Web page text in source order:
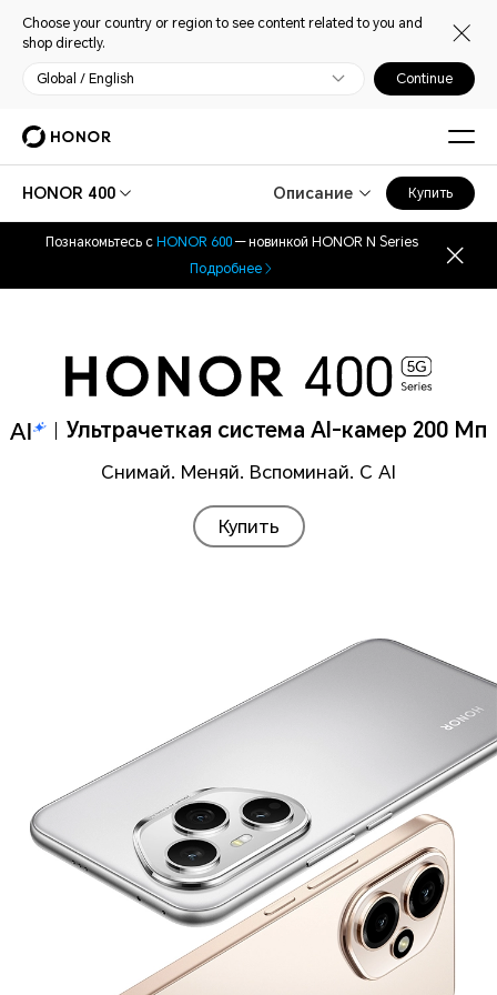
Choose your country or region to see content related to you and
shop directly.
Global / English Continue
HONOR 400 Описание Купить
Познакомьтесь с HONOR 600 — новинкой HONOR N Series
Подробнее
Ультрачеткая система AI-камер 200 Мп
Снимай. Меняй. Вспоминай. С AI
Купить